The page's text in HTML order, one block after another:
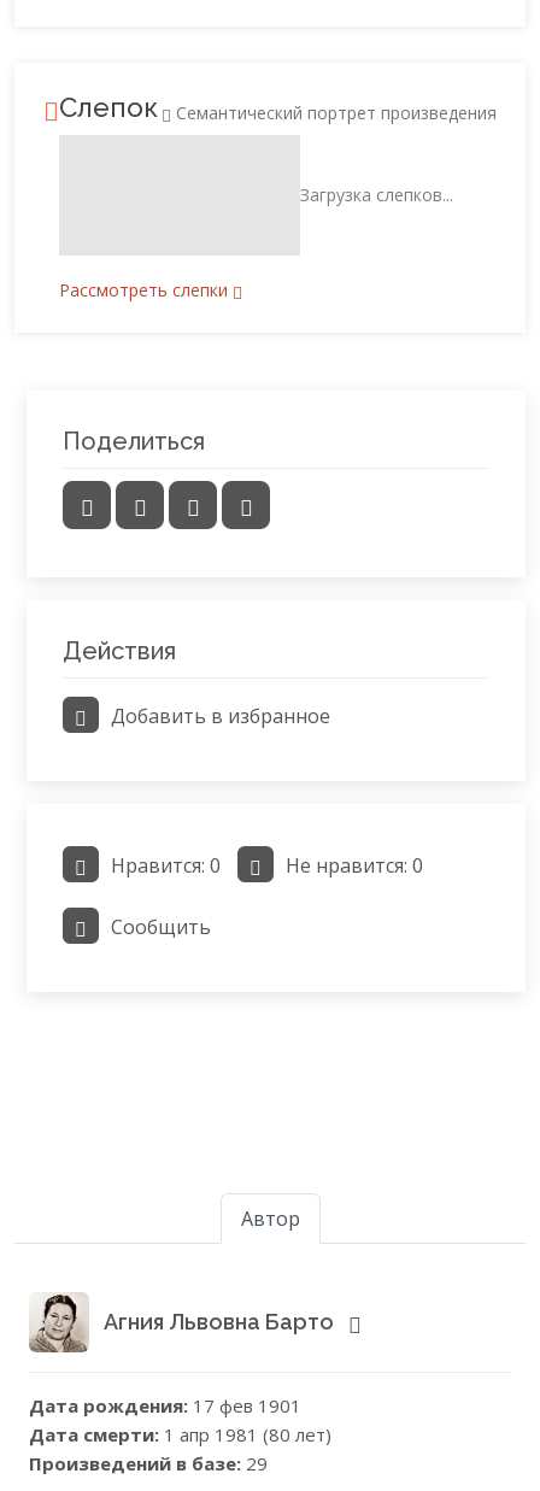
Слепок Семантический портрет произведения
Загрузка слепков...
Рассмотреть слепки
Поделиться
Действия
Добавить в избранное
Нравится: 0 Не нравится: 0
Сообщить
Автор
Агния Львовна Барто
Дата рождения: 17 фев 1901
Дата смерти: 1 апр 1981 (80 лет)
Произведений в базе: 29